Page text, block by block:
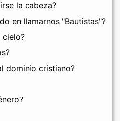
la cabeza?
en llamarnos "Bautistas"?
cielo?
dominio cristiano?